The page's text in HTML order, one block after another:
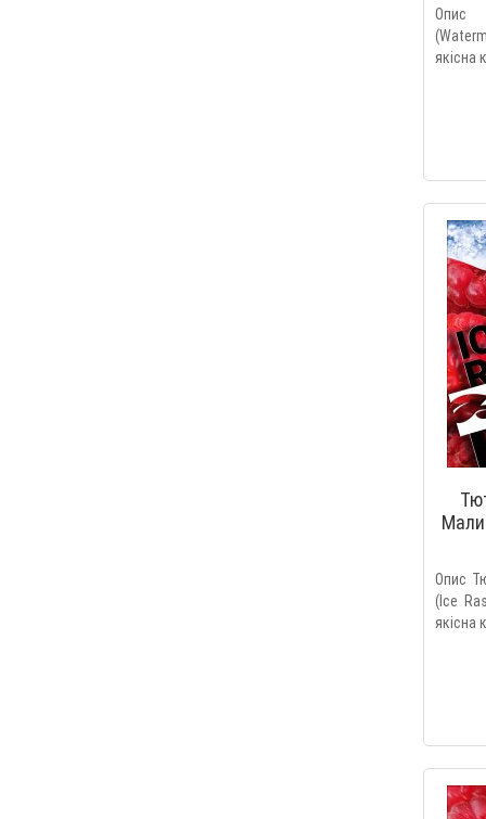
Опис
якісна
Опис
(Ice
якісна